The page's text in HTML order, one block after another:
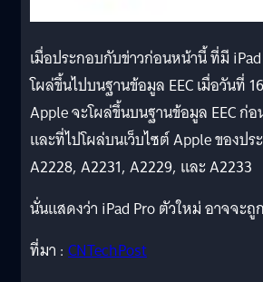
เมื่อประกอบกับข่าวก่อนหน้านี้ ที่มี
โผล่ขึ้นไปบนฐานข้อมูล EEC เมื่อวันที่
Apple จะโผล่ขึ้นบนฐานข้อมูล EEC ก่
และที่ไปโผล่บนเว็บไซต์ Apple ของป
A2228, A2231, A2229, และ A2233
นั่นแสดงว่า iPad Pro ตัวใหม่ อาจจะถู
ที่มา : CNTechPost